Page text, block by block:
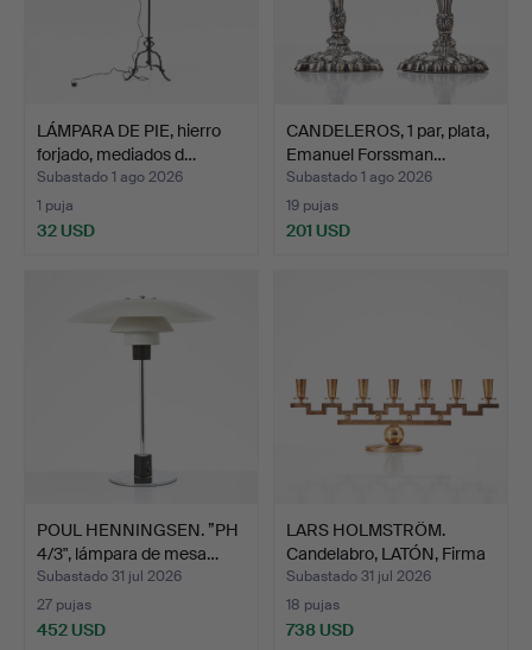
LÁMPARA DE PIE, hierro
forjado, mediados d…
Subastado 1 ago 2026
1 puja
32 USD
CANDELEROS, 1 par, plata,
Emanuel Forssman…
Subastado 1 ago 2026
19 pujas
201 USD
POUL HENNINGSEN. ”PH
4/3", lámpara de mesa…
Subastado 31 jul 2026
27 pujas
452 USD
LARS HOLMSTRÖM.
Candelabro, LATÓN, Firma
L…
Subastado 31 jul 2026
18 pujas
738 USD